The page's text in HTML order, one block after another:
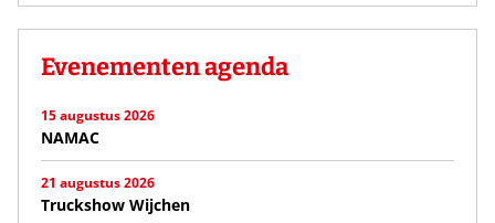
Evenementen agenda
15 augustus 2026
NAMAC
21 augustus 2026
Truckshow Wijchen